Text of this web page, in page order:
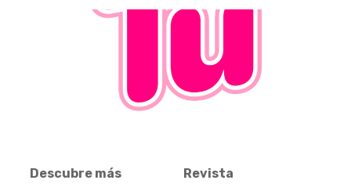
Descubre más
Revista